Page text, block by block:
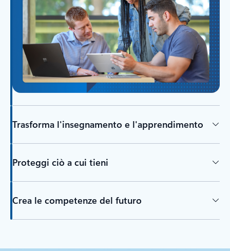
Trasforma l'insegnamento e l'apprendimento
Proteggi ciò a cui tieni
Crea le competenze del futuro